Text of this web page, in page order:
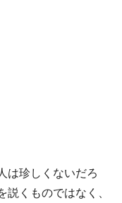
は珍しくないだろ
くものではなく、